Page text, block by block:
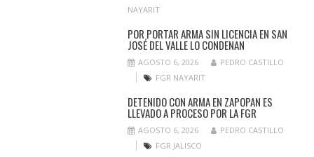
NAYARIT
POR PORTAR ARMA SIN LICENCIA EN SAN
JOSÉ DEL VALLE LO CONDENAN
AGOSTO 6, 2026
PEDRO CASTILLO
FGR NAYARIT
DETENIDO CON ARMA EN ZAPOPAN ES
LLEVADO A PROCESO POR LA FGR
AGOSTO 6, 2026
PEDRO CASTILLO
FGR JALISCO